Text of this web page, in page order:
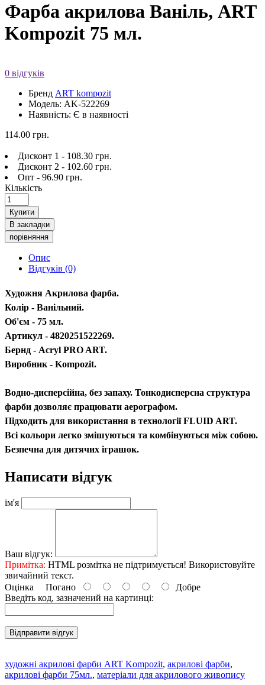
Фарба акрилова Ваніль, ART
Kompozit 75 мл.
0 відгуків
Бренд ART kompozit
Модель: AK-522269
Наявність: Є в наявності
114.00 грн.
Дисконт 1 - 108.30 грн.
Дисконт 2 - 102.60 грн.
Опт - 96.90 грн.
Кількість
Купити
В закладки
порівняння
Опис
Відгуків (0)
Художня Акрилова фарба.
Колір - Ванільний.
Об'єм - 75 мл.
Артикул - 4820251522269.
Бернд - Acryl PRO ART.
Виробник - Kompozit.
Водно-дисперсійна, без запаху. Тонкодисперсна структура
фарби дозволяє працювати аерографом.
Підходить для використання в технології FLUID ART.
Всі кольори легко змішуються та комбінуються між собою.
Безпечна для дитячих іграшок.
Написати відгук
ім'я
Ваш відгук:
Примітка: HTML розмітка не підтримується! Використовуйте
звичайний текст.
Оцінка Погано
Добре
Введіть код, зазначений на картинці:
Відправити відгук
художні акрилові фарби ART Kompozit, акрилові фарби,
акрилові фарби 75мл., матеріали для акрилового живопису